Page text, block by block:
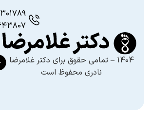
1404 – تمامی حقوق برای دکتر غلامرضا
نادری محفوظ است